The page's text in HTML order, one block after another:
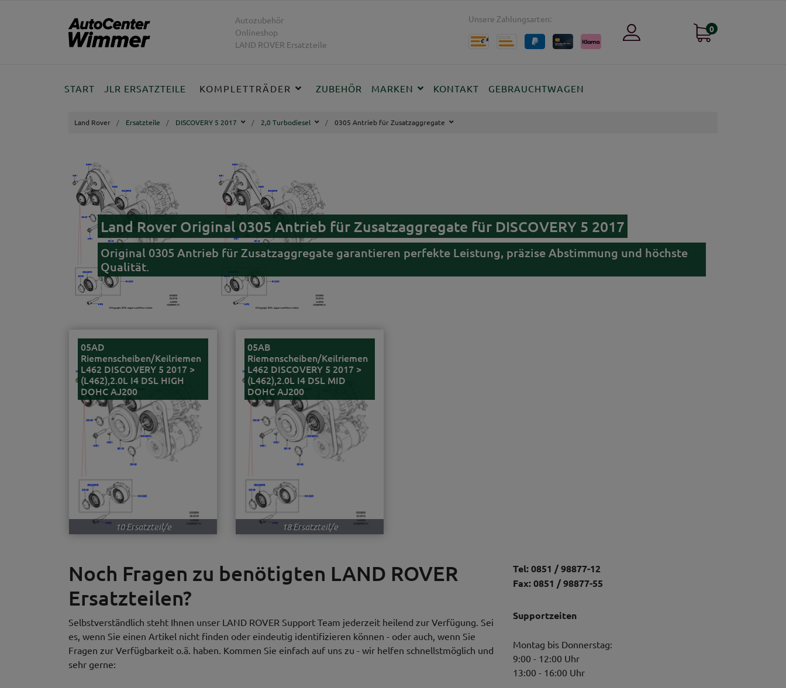
Autozubehör
Onlineshop
LAND ROVER Ersatzteile
Unsere Zahlungsarten:
0
START JLR ERSATZTEILE KOMPLETTRÄDER ZUBEHÖR MARKEN KONTAKT GEBRAUCHTWAGEN
Land Rover Ersatzteile DISCOVERY 5 2017 2,0 Turbodiesel 0305 Antrieb für Zusatzaggregate
Land Rover Original 0305 Antrieb für Zusatzaggregate für DISCOVERY 5 2017
Original 0305 Antrieb für Zusatzaggregate garantieren perfekte Leistung, präzise Abstimmung und höchste
Qualität.
05AD
Riemenscheiben/Keilriemen
L462 DISCOVERY 5 2017 >
(L462),2.0L I4 DSL HIGH
DOHC AJ200
10 Ersatzteil/e
05AB
Riemenscheiben/Keilriemen
L462 DISCOVERY 5 2017 >
(L462),2.0L I4 DSL MID
DOHC AJ200
18 Ersatzteil/e
Noch Fragen zu benötigten LAND ROVER
Ersatzteilen?
Selbstverständlich steht Ihnen unser LAND ROVER Support Team jederzeit heilend zur Verfügung. Sei
es, wenn Sie einen Artikel nicht finden oder eindeutig identifizieren können - oder auch, wenn Sie
Fragen zur Verfügbarkeit o.ä. haben. Kommen Sie einfach auf uns zu - wir helfen schnellstmöglich und
sehr gerne:
Tel: 0851 / 98877-12
Fax: 0851 / 98877-55
Supportzeiten
Montag bis Donnerstag:
9:00 - 12:00 Uhr
13:00 - 16:00 Uhr